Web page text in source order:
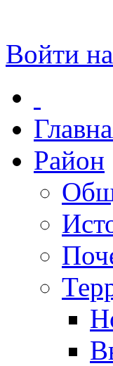
Войти
Район